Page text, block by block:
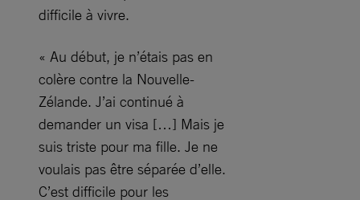
difficile à vivre.
« Au début, je n’étais pas en
colère contre la Nouvelle-
Zélande. J’ai continué à
demander un visa […] Mais je
suis triste pour ma fille. Je ne
voulais pas être séparée d’elle.
C’est difficile pour les